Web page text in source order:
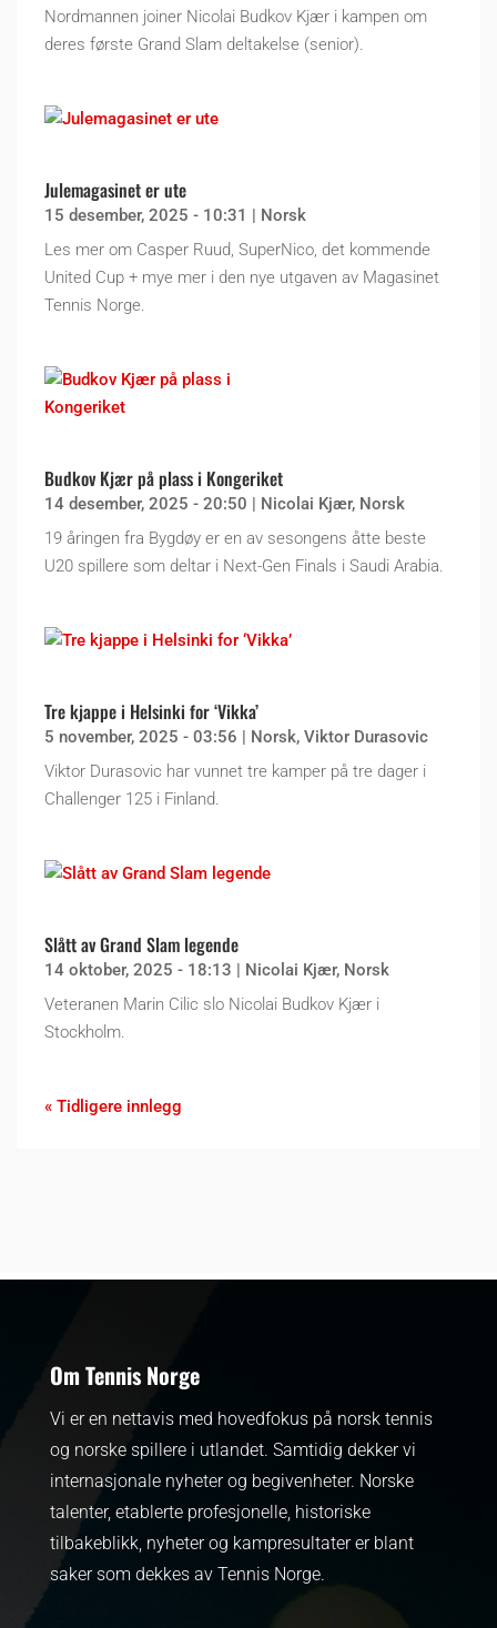
Nordmannen joiner Nicolai Budkov Kjær i kampen om
deres første Grand Slam deltakelse (senior).
Julemagasinet er ute
15 desember, 2025 - 10:31 | Norsk
Les mer om Casper Ruud, SuperNico, det kommende
United Cup + mye mer i den nye utgaven av Magasinet
Tennis Norge.
Budkov Kjær på plass i Kongeriket
14 desember, 2025 - 20:50 | Nicolai Kjær, Norsk
19 åringen fra Bygdøy er en av sesongens åtte beste
U20 spillere som deltar i Next-Gen Finals i Saudi Arabia.
Tre kjappe i Helsinki for ‘Vikka’
5 november, 2025 - 03:56 | Norsk, Viktor Durasovic
Viktor Durasovic har vunnet tre kamper på tre dager i
Challenger 125 i Finland.
Slått av Grand Slam legende
14 oktober, 2025 - 18:13 | Nicolai Kjær, Norsk
Veteranen Marin Cilic slo Nicolai Budkov Kjær i
Stockholm.
« Tidligere innlegg
Om Tennis Norge
Vi er en nettavis med hovedfokus på norsk tennis
og norske spillere i utlandet. Samtidig dekker vi
internasjonale nyheter og begivenheter. Norske
talenter, etablerte profesjonelle, historiske
tilbakeblikk, nyheter og kampresultater er blant
saker som dekkes av Tennis Norge.